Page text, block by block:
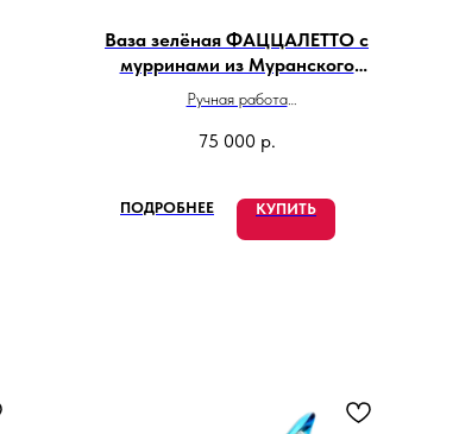
Ваза зелёная ФАЦЦАЛЕТТО с
мурринами из Муранского
стекла
Ручная работа
75 000 р.
ПОДРОБНЕЕ КУПИТЬ